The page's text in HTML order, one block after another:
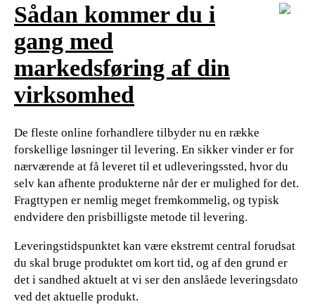
Sådan kommer du i
gang med
markedsføring af din
virksomhed
De fleste online forhandlere tilbyder nu en række
forskellige løsninger til levering. En sikker vinder er for
nærværende at få leveret til et udleveringssted, hvor du
selv kan afhente produkterne når der er mulighed for det.
Fragttypen er nemlig meget fremkommelig, og typisk
endvidere den prisbilligste metode til levering.
Leveringstidspunktet kan være ekstremt central forudsat
du skal bruge produktet om kort tid, og af den grund er
det i sandhed aktuelt at vi ser den anslåede leveringsdato
ved det aktuelle produkt.